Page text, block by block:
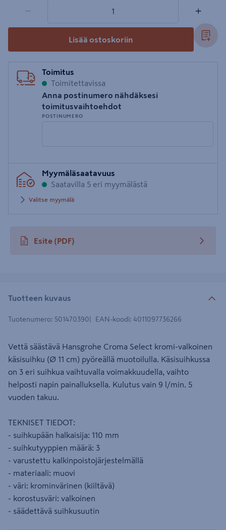
− +
Lisää ostoskoriin
Toimitus
Toimitettavissa
Anna postinumero nähdäksesi
toimitusvaihtoehdot
POSTINUMERO
postinumero
Myymäläsaatavuus
Saatavilla 5 eri myymälästä
Valitse myymälä
Esite (PDF)
avautuu uuteen välilehteen
Tuotteen kuvaus
Tuotenumero: 501470390 EAN-koodi: 4011097736266
Vettä säästävä Hansgrohe Croma Select kromi-valkoinen
käsisuihku (Ø 11 cm) pyöreällä muotoilulla. Käsisuihkussa
on 3 eri suihkua vaihtuvalla voimakkuudella, vaihto
helposti napin painalluksella. Kulutus vain 9 l/min. 5
vuoden takuu.
TEKNISET TIEDOT:
- suihkupään halkaisija: 110 mm
- suihkutyyppien määrä: 3
- varustettu kalkinpoistojärjestelmällä
- materiaali: muovi
- väri: krominvärinen (kiiltävä)
- korostusväri: valkoinen
- säädettävä suihkusuutin